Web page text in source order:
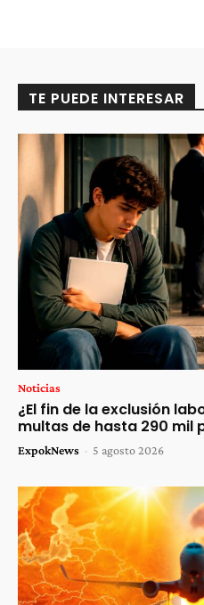
TE PUEDE INTERESAR
Noticias
¿El fin de la exclusión
multas de hasta 290 mil
ExpokNews - 5 agosto 2026